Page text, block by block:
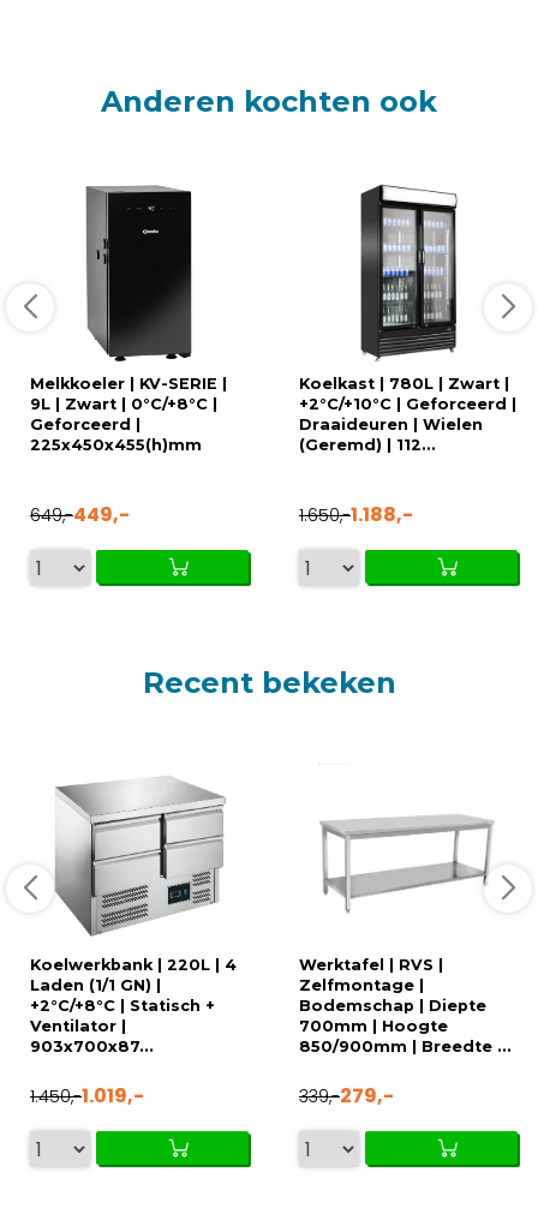
Anderen kochten ook
Melkkoeler | KV-SERIE |
9L | Zwart | 0°C/+8°C |
Geforceerd |
225x450x455(h)mm
649,-449,-
Koelkast | 780L | Zwart |
+2°C/+10°C | Geforceerd |
Draaideuren | Wielen
(Geremd) | 112...
1.650,-1.188,-
Recent bekeken
Koelwerkbank | 220L | 4
Laden (1/1 GN) |
+2°C/+8°C | Statisch +
Ventilator |
903x700x87...
1.450,-1.019,-
Werktafel | RVS |
Zelfmontage |
Bodemschap | Diepte
700mm | Hoogte
850/900mm | Breedte ...
339,-279,-